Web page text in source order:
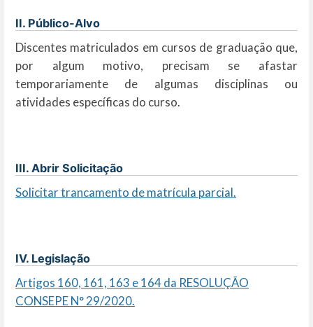
II. Público-Alvo
Discentes matriculados em cursos de graduação que,
por algum motivo, precisam se afastar
temporariamente de algumas disciplinas ou
atividades específicas do curso.
III. Abrir Solicitação
Solicitar trancamento de matrícula parcial.
IV. Legislação
Artigos 160, 161, 163 e 164 da RESOLUÇÃO
CONSEPE N° 29/2020.